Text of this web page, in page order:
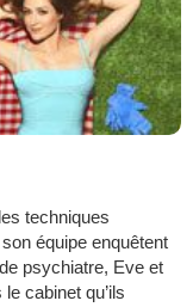
techniques
équipe enquêtent
psychiatre, Eve et
cabinet qu’ils